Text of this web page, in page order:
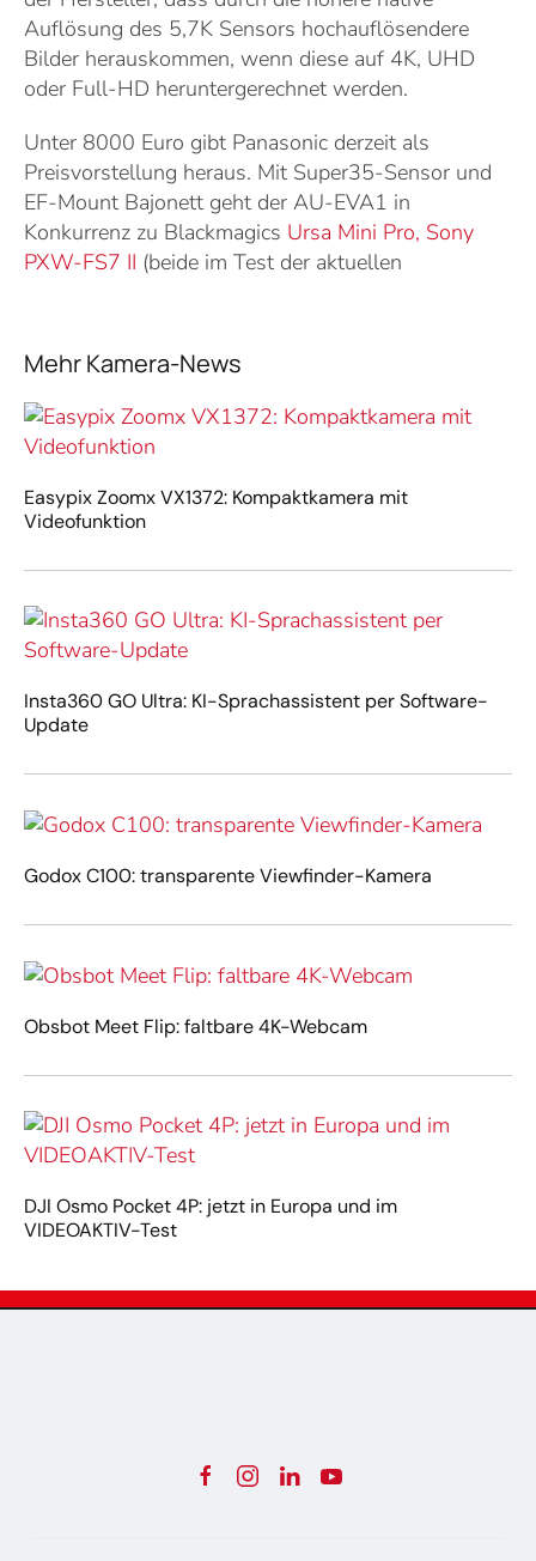
Auflösung des 5,7K Sensors hochauflösendere
Bilder herauskommen, wenn diese auf 4K, UHD
oder Full-HD heruntergerechnet werden.
Unter 8000 Euro gibt Panasonic derzeit als
Preisvorstellung heraus. Mit Super35-Sensor und
EF-Mount Bajonett geht der AU-EVA1 in
Konkurrenz zu Blackmagics Ursa Mini Pro, Sony
PXW-FS7 II (beide im Test der aktuellen
Mehr Kamera-News
Easypix Zoomx VX1372: Kompaktkamera mit
Videofunktion
Insta360 GO Ultra: KI-Sprachassistent per Software-
Update
Godox C100: transparente Viewfinder-Kamera
Obsbot Meet Flip: faltbare 4K-Webcam
DJI Osmo Pocket 4P: jetzt in Europa und im
VIDEOAKTIV-Test